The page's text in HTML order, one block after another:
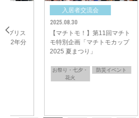
入居者交流会
【マチトモ！】第11回マチト
モ特別企画「マチトモカップ
2025 夏まつり」
お祭り・七夕・
防災イベント
【
パレ
ル
邸/
お